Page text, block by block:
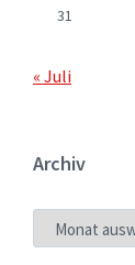
31
« Juli
Archiv
ARCHIV